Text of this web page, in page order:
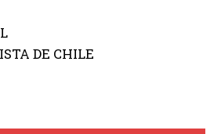
DE CHILE